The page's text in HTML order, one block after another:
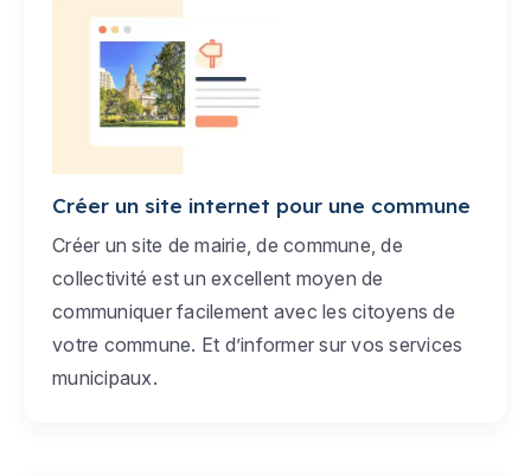
Créer un site internet pour une commune
Créer un site de mairie, de commune, de
collectivité est un excellent moyen de
communiquer facilement avec les citoyens de
votre commune. Et d’informer sur vos services
municipaux.